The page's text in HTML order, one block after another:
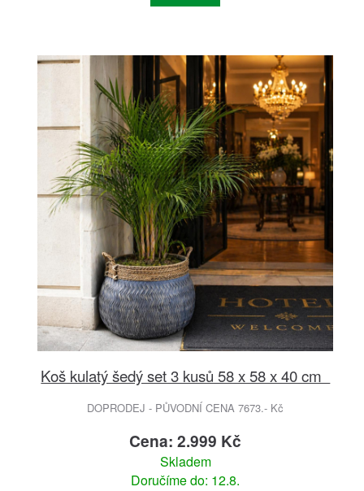
Koš kulatý šedý set 3 kusů 58 x 58 x 40 cm
DOPRODEJ - PŮVODNÍ CENA 7673.- Kč
Cena: 2.999 Kč
Skladem
Doručíme do: 12.8.